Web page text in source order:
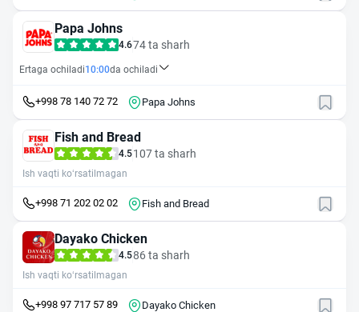
Papa Johns
4.674 ta sharh
Ertaga ochiladi10:00da ochiladi
+998 78 140 72 72 Papa Johns
Fish and Bread
4.5107 ta sharh
Ish vaqti ko‘rsatilmagan
+998 71 202 02 02 Fish and Bread
Dayako Chicken
4.586 ta sharh
Ish vaqti ko‘rsatilmagan
+998 97 717 57 89 Dayako Chicken